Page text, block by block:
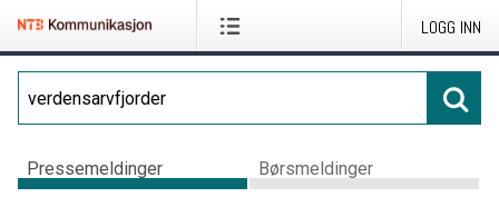
LOGG INN
Pressemeldinger Børsmeldinger